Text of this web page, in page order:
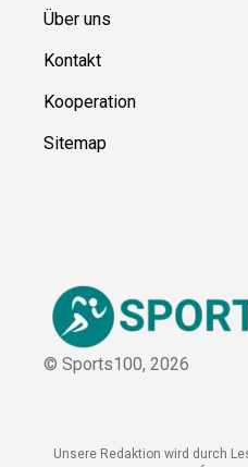
Über uns
Kontakt
Kooperation
Sitemap
© Sports100, 2026
Unsere Redaktion wird durch